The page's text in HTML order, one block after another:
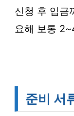
신청 후 입금
요해 보통
준비 서